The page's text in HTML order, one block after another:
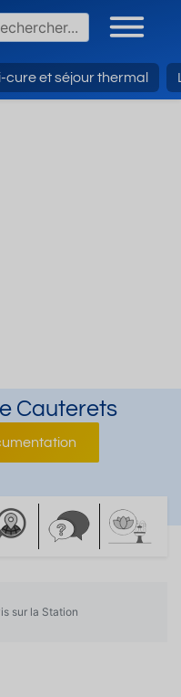
cure et séjour thermal
Cauterets
sur la Station